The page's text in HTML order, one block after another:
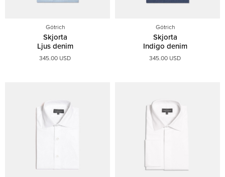
Götrich
Skjorta
Ljus denim
345.00 USD
Götrich
Skjorta
Indigo denim
345.00 USD